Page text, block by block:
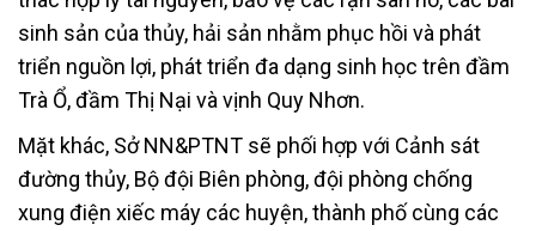
sinh sản của thủy, hải sản nhằm phục hồi và phát
triển nguồn lợi, phát triển đa dạng sinh học trên đầm
Trà Ổ, đầm Thị Nại và vịnh Quy Nhơn.
Mặt khác, Sở NN&PTNT sẽ phối hợp với Cảnh sát
đường thủy, Bộ đội Biên phòng, đội phòng chống
xung điện xiếc máy các huyện, thành phố cùng các